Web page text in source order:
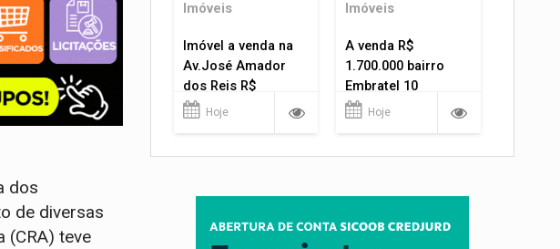
dos
de diversas
(CRA) teve
Imóveis
Imóvel a venda na
Av.José Amador
dos Reis R$
1.400.000
Hoje
Imóveis
A venda R$
1.700.000 bairro
Embratel 10
apartamentos!
Hoje